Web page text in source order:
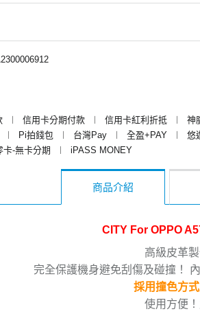
︱ 信用卡分期付款 ︱ 信用卡紅利折抵 ︱
神
︱ Pi拍錢包 ︱ 台灣Pay ︱ 全盈+PAY ︱
悠
卡-無卡分期 ︱ iPASS MONEY
商品介紹
CITY For OPPO
高級皮革
完全保護機身避免刮傷及碰撞！
採用撞色方
使用方便